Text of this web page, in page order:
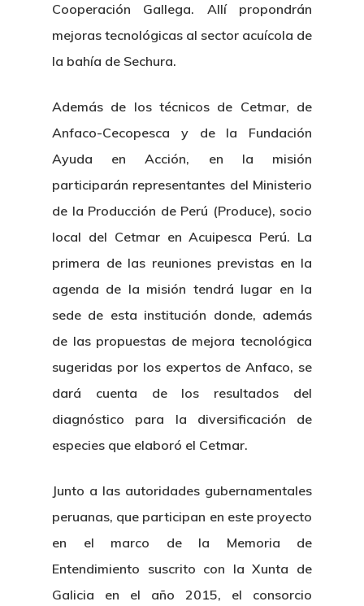
Cooperación Gallega. Allí propondrán
mejoras tecnológicas al sector acuícola de
la bahía de Sechura.
Además de los técnicos de Cetmar, de
Anfaco-Cecopesca y de la Fundación
Ayuda en Acción, en la misión
participarán representantes del Ministerio
de la Producción de Perú (Produce), socio
local del Cetmar en Acuipesca Perú. La
primera de las reuniones previstas en la
agenda de la misión tendrá lugar en la
sede de esta institución donde, además
de las propuestas de mejora tecnológica
sugeridas por los expertos de Anfaco, se
dará cuenta de los resultados del
diagnóstico para la diversificación de
especies que elaboró el Cetmar.
Junto a las autoridades gubernamentales
peruanas, que participan en este proyecto
en el marco de la Memoria de
Entendimiento suscrito con la Xunta de
Galicia en el año 2015, el consorcio